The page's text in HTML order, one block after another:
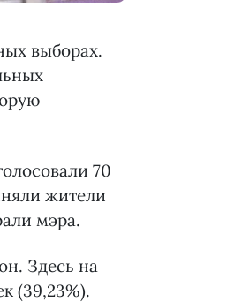
выборах.
70
жители
мэра.
Здесь на
(39,23%).